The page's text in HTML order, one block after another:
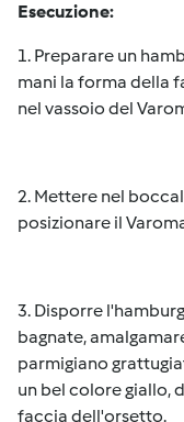
Esecuzione:
1. Preparare un
mani la forma della
nel vassoio del
2. Mettere nel
posizionare il
3. Disporre
bagnate,
parmigiano
un bel colore giallo,
faccia dell'orsetto.